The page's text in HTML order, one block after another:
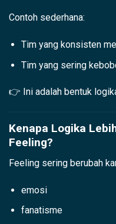
Contoh sederhana:
Tim yang konsisten
Tim yang sering
👉 Ini adalah bentuk
Kenapa Logika
Feeling?
Feeling sering berubah
emosi
fanatisme